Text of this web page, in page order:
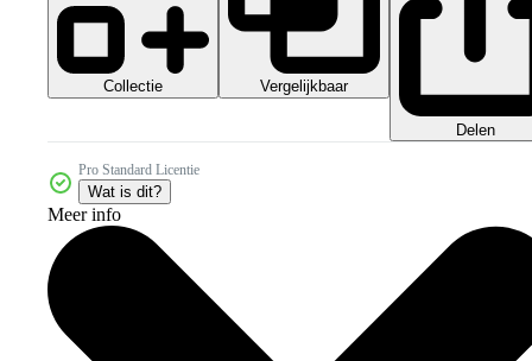
Collectie Vergelijkbaar
Delen
Pro Standard Licentie
Wat is dit?
Meer info